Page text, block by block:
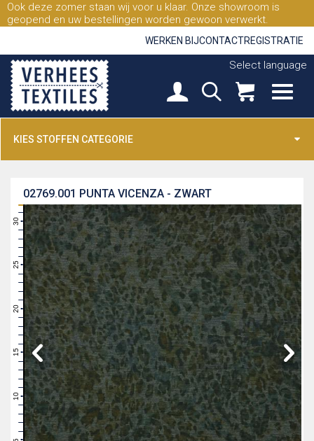
Ook deze zomer staan wij voor u klaar. Onze showroom is
geopend en uw bestellingen worden gewoon verwerkt.
WERKEN BIJCONTACTREGISTRATIE
Select language
KIES STOFFEN CATEGORIE
PUNTA VICENZA - ZWART
02769.001
5
9
11
12
13
14
15
16
18
20
21
24
25
26
27
30